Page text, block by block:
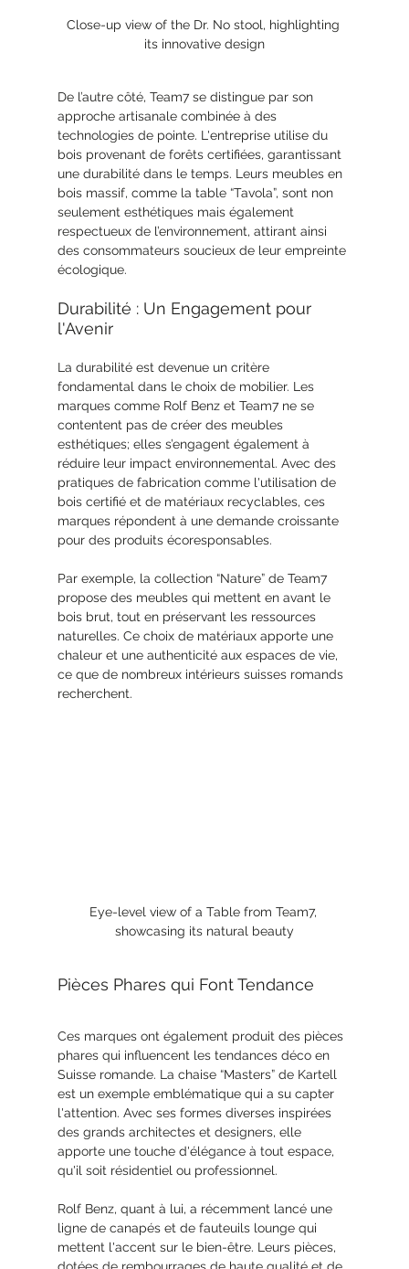
Close-up view of the Dr. No stool, highlighting
its innovative design
De l’autre côté, Team7 se distingue par son
approche artisanale combinée à des
technologies de pointe. L'entreprise utilise du
bois provenant de forêts certifiées, garantissant
une durabilité dans le temps. Leurs meubles en
bois massif, comme la table “Tavola”, sont non
seulement esthétiques mais également
respectueux de l’environnement, attirant ainsi
des consommateurs soucieux de leur empreinte
écologique.
Durabilité : Un Engagement pour
l'Avenir
La durabilité est devenue un critère
fondamental dans le choix de mobilier. Les
marques comme Rolf Benz et Team7 ne se
contentent pas de créer des meubles
esthétiques; elles s’engagent également à
réduire leur impact environnemental. Avec des
pratiques de fabrication comme l'utilisation de
bois certifié et de matériaux recyclables, ces
marques répondent à une demande croissante
pour des produits écoresponsables.
Par exemple, la collection “Nature” de Team7
propose des meubles qui mettent en avant le
bois brut, tout en préservant les ressources
naturelles. Ce choix de matériaux apporte une
chaleur et une authenticité aux espaces de vie,
ce que de nombreux intérieurs suisses romands
recherchent.
Eye-level view of a Table from Team7,
showcasing its natural beauty
Pièces Phares qui Font Tendance
Ces marques ont également produit des pièces
phares qui influencent les tendances déco en
Suisse romande. La chaise “Masters” de Kartell
est un exemple emblématique qui a su capter
l'attention. Avec ses formes diverses inspirées
des grands architectes et designers, elle
apporte une touche d'élégance à tout espace,
qu'il soit résidentiel ou professionnel.
Rolf Benz, quant à lui, a récemment lancé une
ligne de canapés et de fauteuils lounge qui
mettent l'accent sur le bien-être. Leurs pièces,
dotées de rembourrages de haute qualité et de